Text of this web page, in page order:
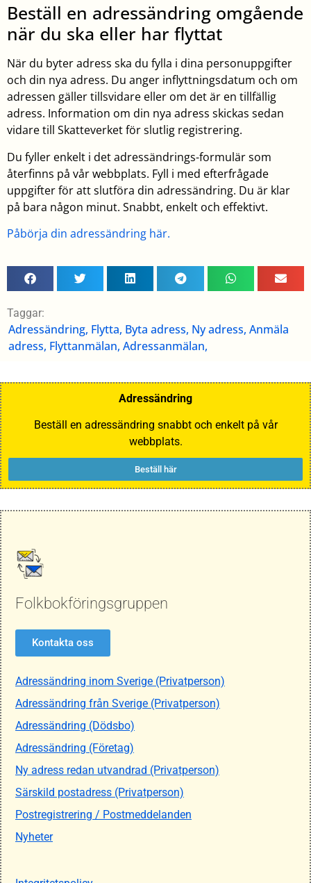
Beställ en adressändring omgående
när du ska eller har flyttat
När du byter adress ska du fylla i dina personuppgifter
och din nya adress. Du anger inflyttningsdatum och om
adressen gäller tillsvidare eller om det är en tillfällig
adress. Information om din nya adress skickas sedan
vidare till Skatteverket för slutlig registrering.
Du fyller enkelt i det adressändrings-formulär som
återfinns på vår webbplats. Fyll i med efterfrågade
uppgifter för att slutföra din adressändring. Du är klar
på bara någon minut. Snabbt, enkelt och effektivt.
Påbörja din adressändring här.
Taggar:
Adressändring, Flytta, Byta adress, Ny adress, Anmäla
adress, Flyttanmälan, Adressanmälan,
Adressändring
Beställ en adressändring snabbt och enkelt på vår
webbplats.
Beställ här
Folkbokföringsgruppen
Kontakta oss
Adressändring inom Sverige (Privatperson)
Adressändring från Sverige (Privatperson)
Adressändring (Dödsbo)
Adressändring (Företag)
Ny adress redan utvandrad (Privatperson)
Särskild postadress (Privatperson)
Postregistrering / Postmeddelanden
Nyheter